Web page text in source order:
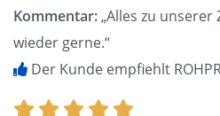
Kommentar:„Alles zu
wieder gerne.“
Der Kunde empfiehlt